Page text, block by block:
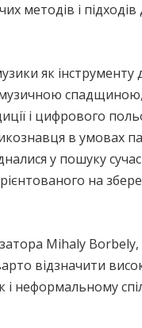
методів і
як інструменту
музичною
і цифрового
в умовах
у пошуку
на
Mihaly Borbely,
відзначити
і неформальному